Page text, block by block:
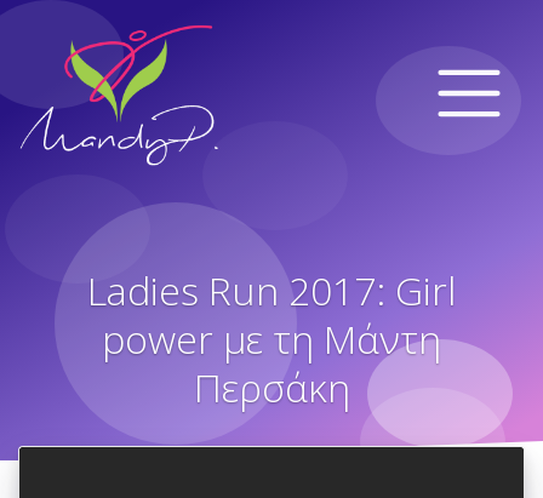
Ladies Run 2017: Girl
power με τη Μάντη
Περσάκη